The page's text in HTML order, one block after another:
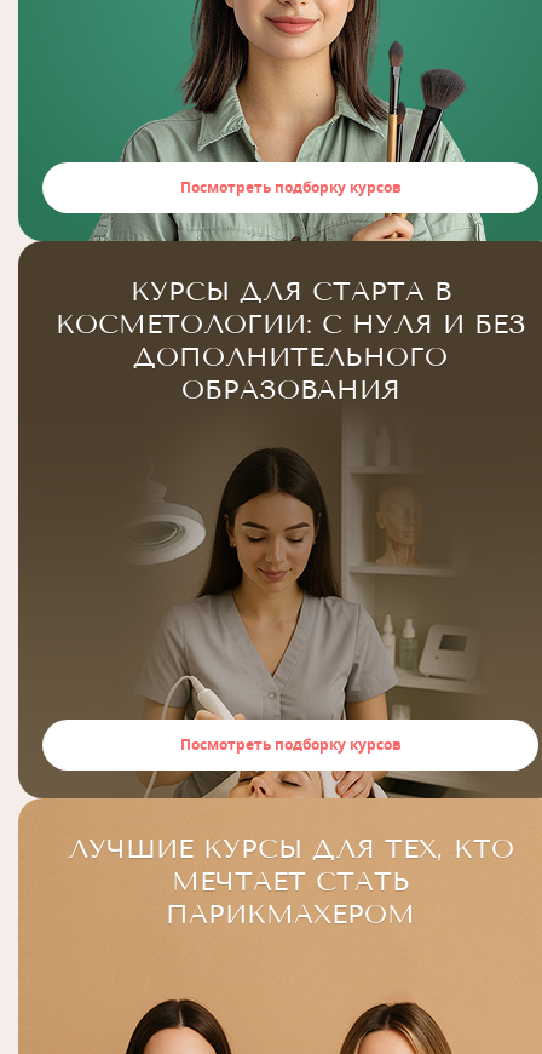
Посмотреть подборку курсов
КУРСЫ ДЛЯ СТАРТА В
КОСМЕТОЛОГИИ: С НУЛЯ И БЕЗ
ДОПОЛНИТЕЛЬНОГО
ОБРАЗОВАНИЯ
Посмотреть подборку курсов
ЛУЧШИЕ КУРСЫ ДЛЯ ТЕХ, КТО
МЕЧТАЕТ СТАТЬ
ПАРИКМАХЕРОМ